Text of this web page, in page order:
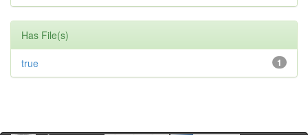
Has File(s)
1
true